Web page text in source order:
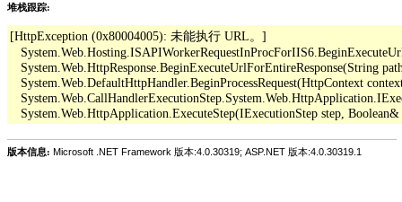
堆栈跟踪:
[HttpException (0x80004005): 未能执行 URL。]
System.Web.HttpResponse.BeginExecuteUrlForEntireResponse(String
System.Web.DefaultHttpHandler.BeginProcessRequest(HttpContext
版本信息: Microsoft .NET Framework 版本:4.0.30319; ASP.NET 版本:4.0.30319.1